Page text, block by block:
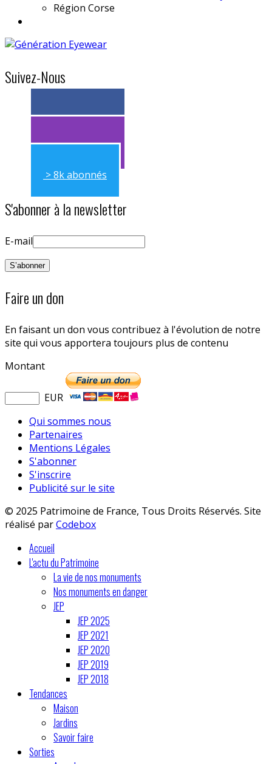
Région Corse
Suivez-Nous
> 11k abonnés
> 11k abonnés
> 8k abonnés
S'abonner à la newsletter
E-mail
Faire un don
En faisant un don vous contribuez à l'évolution de notre
site qui vous apportera toujours plus de contenu
Montant
EUR
Qui sommes nous
Partenaires
Mentions Légales
S'abonner
S'inscrire
Publicité sur le site
© 2025 Patrimoine de France, Tous Droits Réservés. Site
réalisé parCodebox
Accueil
L'actu du Patrimoine
La vie de nos monuments
Nos monuments en danger
JEP
JEP 2025
JEP 2021
JEP 2020
JEP 2019
JEP 2018
Tendances
Maison
Jardins
Savoir faire
Sorties